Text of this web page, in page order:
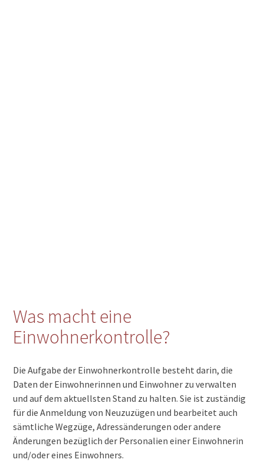
Was macht eine
Einwohnerkontrolle?
Die Aufgabe der Einwohnerkontrolle besteht darin, die
Daten der Einwohnerinnen und Einwohner zu verwalten
und auf dem aktuellsten Stand zu halten. Sie ist zuständig
für die Anmeldung von Neuzuzügen und bearbeitet auch
sämtliche Wegzüge, Adressänderungen oder andere
Änderungen bezüglich der Personalien einer Einwohnerin
und/oder eines Einwohners.